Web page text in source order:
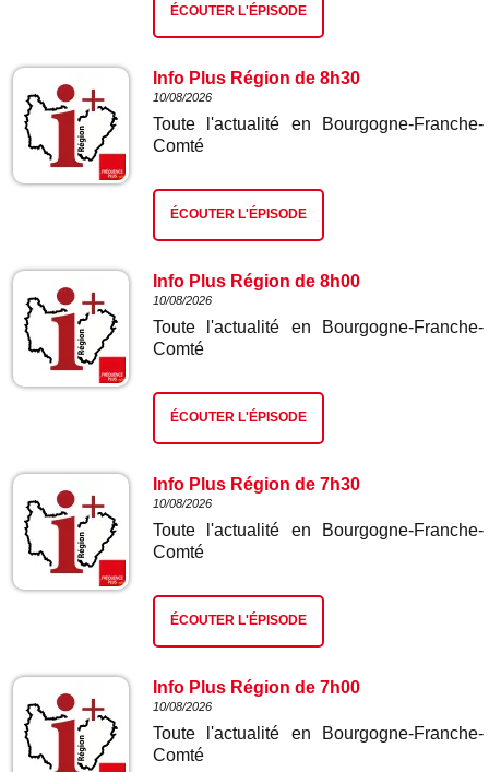
ÉCOUTER L'ÉPISODE
Info Plus Région de 8h30
10/08/2026
Toute l'actualité en Bourgogne-Franche-
Comté
ÉCOUTER L'ÉPISODE
Info Plus Région de 8h00
10/08/2026
Toute l'actualité en Bourgogne-Franche-
Comté
ÉCOUTER L'ÉPISODE
Info Plus Région de 7h30
10/08/2026
Toute l'actualité en Bourgogne-Franche-
Comté
ÉCOUTER L'ÉPISODE
Info Plus Région de 7h00
10/08/2026
Toute l'actualité en Bourgogne-Franche-
Comté